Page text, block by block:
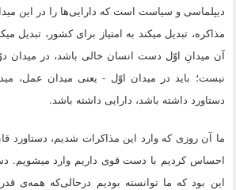
دیپلماسى و سیاست است که دارایى‌ها را در این
مذاکره، تبدیل میکند به امتیاز براى کشور، تبدیل
آن میدانِ اوّل دست انسان خالى باشد، در میدان
نیست؛ باید در میدان اوّل - یعنى میدان عمل،
دستاورد داشته باشد، دارایى داشته باشد.
ما آن روزى که وارد این مذاکرات شدیم، دستاورد
احساس کردیم با دست قوى داریم وارد میشویم.
این بود که ما توانسته بودیم درحالى‌که همه‌ى